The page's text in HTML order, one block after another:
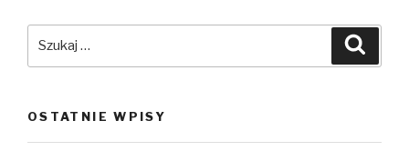
OSTATNIE WPISY